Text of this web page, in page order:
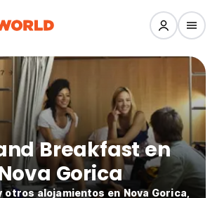
Breakfast en
Gorica
otros alojamientos en Nova Gorica,